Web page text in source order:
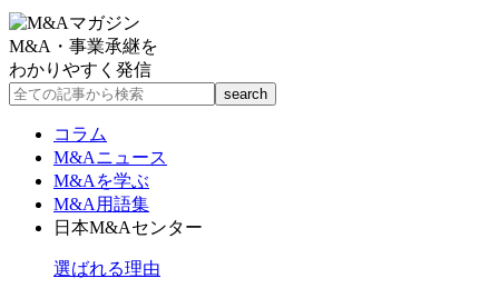
M&A・事業承継を
わかりやすく発信
コラム
M&Aニュース
M&Aを学ぶ
M&A用語集
日本M&Aセンター
選ばれる理由